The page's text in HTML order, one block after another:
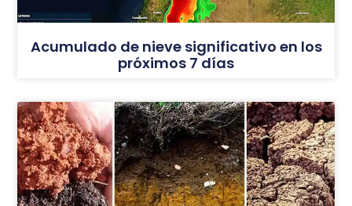
Acumulado de nieve significativo en los
próximos 7 días